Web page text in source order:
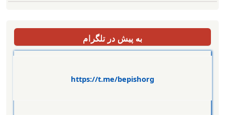
به پیش در تلگرام
https://t.me/bepishorg